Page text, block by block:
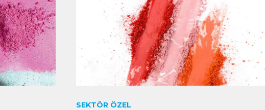
SEKTÖR ÖZEL